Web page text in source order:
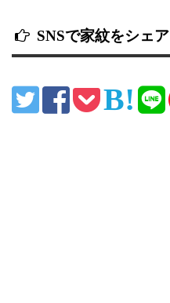
SNSで家紋をシェア